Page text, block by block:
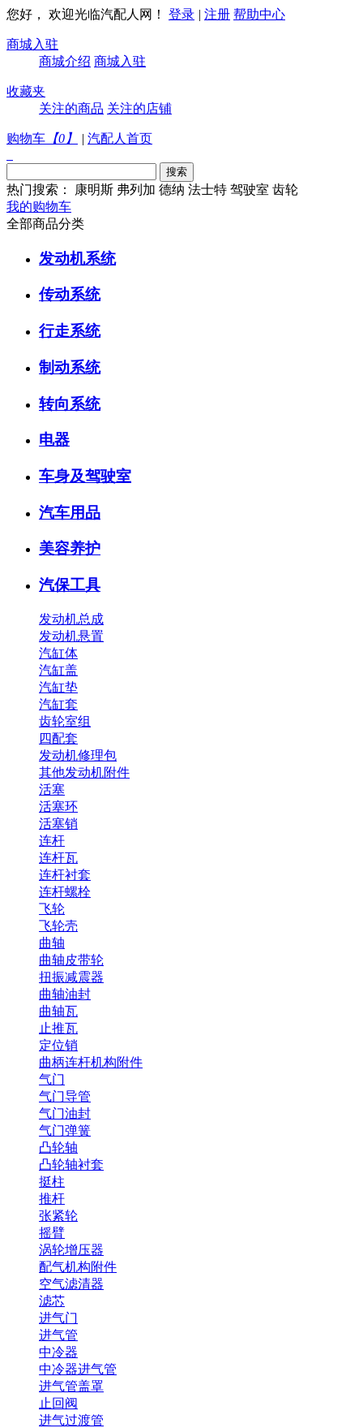
您好， 欢迎光临汽配人网！ 登录 | 注册 帮助中心
商城入驻
商城介绍 商城入驻
收藏夹
关注的商品 关注的店铺
购物车 【0 】 | 汽配人首页
热门搜索： 康明斯 弗列加 德纳 法士特 驾驶室 齿轮
我的购物车
全部商品分类
发动机系统
传动系统
行走系统
制动系统
转向系统
电器
车身及驾驶室
汽车用品
美容养护
汽保工具
发动机总成
发动机悬置
汽缸体
汽缸盖
汽缸垫
汽缸套
齿轮室组
四配套
发动机修理包
其他发动机附件
活塞
活塞环
活塞销
连杆
连杆瓦
连杆衬套
连杆螺栓
飞轮
飞轮壳
曲轴
曲轴皮带轮
扭振减震器
曲轴油封
曲轴瓦
止推瓦
定位销
曲柄连杆机构附件
气门
气门导管
气门油封
气门弹簧
凸轮轴
凸轮轴衬套
挺柱
推杆
张紧轮
摇臂
涡轮增压器
配气机构附件
空气滤清器
滤芯
进气门
进气管
中冷器
中冷器进气管
进气管盖罩
止回阀
进气过渡管